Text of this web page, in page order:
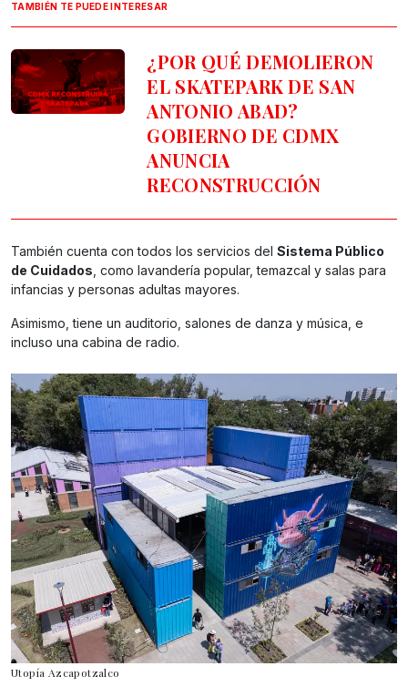
TAMBIÉN TE PUEDE INTERESAR
¿POR QUÉ DEMOLIERON
EL SKATEPARK DE SAN
ANTONIO ABAD?
GOBIERNO DE CDMX
ANUNCIA
RECONSTRUCCIÓN
También cuenta con todos los servicios del Sistema Público
de Cuidados, como lavandería popular, temazcal y salas para
infancias y personas adultas mayores.
Asimismo, tiene un auditorio, salones de danza y música, e
incluso una cabina de radio.
Utopía Azcapotzalco